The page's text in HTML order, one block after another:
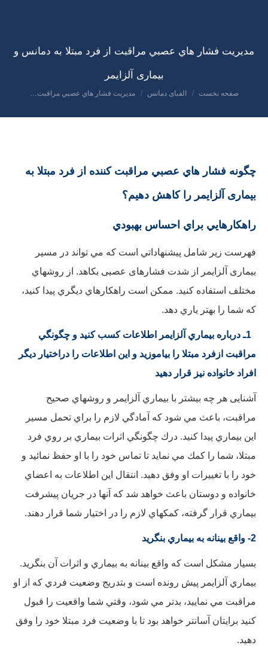
مدیریت فشار هاي عصبي مراقبت از فرد مبتلا به دمانس و
بیماری آلزایمر
مکان شما:
صفحه نخست الفبای دمانس مدیریت فشار هاي عصبي مراقبت…
چگونه فشار هاي عصبي مراقبت كننده از فرد مبتلا به
بیماری آلزايمر را كاهش دهیم؟
راهكارهایي براي احساس بهبودي
فهرست زير شامل پيشنهاداتي است كه مي تواند در مسیر
بیماری آلزایمر از شدت فشارهای عصبی بکاهد. از روشهاي
مختلف استفاده كنيد. ممكن است راهكارهاي ديگري پيدا كنيد،
كه شما را بهتر ياري دهد.
1ـ درباره بيماري آلزايمر اطلاعات كسب كنيد و چگونگي
مراقبت از فرد مبتلا را بياموزيد و اين اطلاعات را دراختيار ديگر
افراد خانواده نيز قرار دهيد
آشنایی هر چه بيشتر با بيماري آلزایمر و روشهاي صحیح
مراقبت، باعث مي شود كه آمادگي لازم را براي تحمل مسير
اين بيماري پيدا كنيد. درك چگونگي اثرات بيماري بر روي فرد
مبتلا، شما را كمك مي نمايد تا تماس خود را با او حفظ نمائيد و
خود را با تغييرات او وفق دهيد. انتقال اين اطلاعات به اعضاي
خانواده و دوستان باعث خواهد شد كه آنها در جريان پيشرفت
بيماري قرار گرفته، كمكهاي لازم را در اختيار شما قرار دهند.
2- واقع بينانه به بيماري بنگريد
بسيار مشكل است كه واقع بينانه به بيماري و اثرات آن بنگريد.
بيماري آلزايمر پيش رونده است و بتدريج وضعیت فردي كه از او
مراقبت مي نمایيد، بدتر مي شود، وقتي شما واقعيت را قبول
كنيد برايتان آسانتر خواهد بود تا با وضعيت فرد مبتلا خود را وفق
دهيد.